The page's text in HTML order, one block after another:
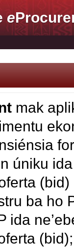
e
mak
úniku
ba ho
ida